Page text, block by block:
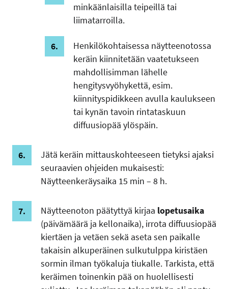
minkäänlaisilla teipeillä tai
liimatarroilla.
Henkilökohtaisessa näytteenotossa
keräin kiinnitetään vaatetukseen
mahdollisimman lähelle
hengitysvyöhykettä, esim.
kiinnityspidikkeen avulla kaulukseen
tai kynän tavoin rintataskuun
diffuusiopää ylöspäin.
Jätä keräin mittauskohteeseen tietyksi ajaksi
seuraavien ohjeiden mukaisesti:
Näytteenkeräysaika 15 min – 8 h.
Näytteenoton päätyttyä kirjaa lopetusaika
(päivämäärä ja kellonaika), irrota diffuusiopää
kiertäen ja vetäen sekä aseta sen paikalle
takaisin alkuperäinen sulkutulppa kiristäen
sormin ilman työkaluja tiukalle. Tarkista, että
keräimen toinenkin pää on huolellisesti